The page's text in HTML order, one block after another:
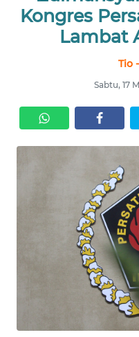
Kongres
Lambat
Tio
Sabtu, 17
NUSANTARA
SERBI
OPINI